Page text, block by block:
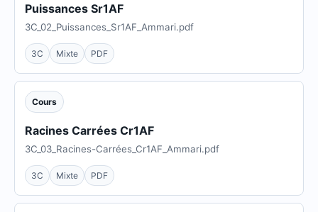
Puissances Sr1AF
3C_02_Puissances_Sr1AF_Ammari.pdf
3C Mixte PDF
Cours
Racines Carrées Cr1AF
3C_03_Racines-Carrées_Cr1AF_Ammari.pdf
3C Mixte PDF